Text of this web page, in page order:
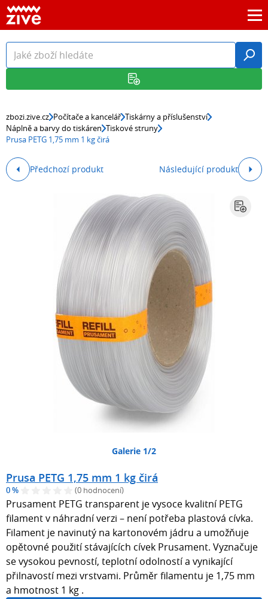
zbozi.zive.cz Počítače a kancelář Tiskárny a příslušenství
Náplně a barvy do tiskáren Tiskové struny
Prusa PETG 1,75 mm 1 kg čirá
Předchozí produkt Následující produkt
Galerie 1/2
Prusa PETG 1,75 mm 1 kg čirá
0 % (0 hodnocení)
Prusament PETG transparent je vysoce kvalitní PETG
filament v náhradní verzi – není potřeba plastová cívka.
Filament je navinutý na kartonovém jádru a umožňuje
opětovné použití stávajících cívek Prusament. Vyznačuje
se vysokou pevností, teplotní odolností a vynikající
přilnavostí mezi vrstvami. Průměr filamentu je 1,75 mm
a hmotnost 1 kg .